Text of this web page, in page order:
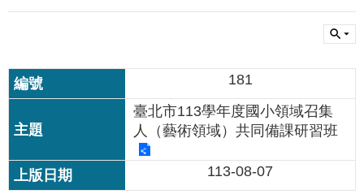
中
心
究
展
181
臺北市113學年度國小領域召集
人（藝術領域）共同備課研習班
113-08-07